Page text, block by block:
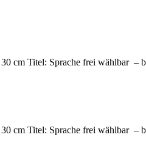
cm Titel: Sprache frei wählbar –
cm Titel: Sprache frei wählbar –